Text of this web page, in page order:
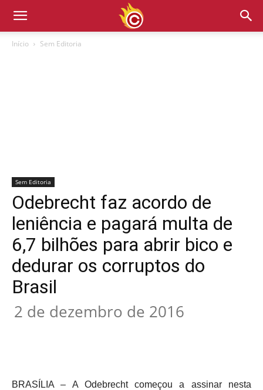
Início Sem Editoria
Sem Editoria
Odebrecht faz acordo de
leniência e pagará multa de
6,7 bilhões para abrir bico e
dedurar os corruptos do
Brasil
2 de dezembro de 2016
BRASÍLIA – A Odebrecht começou a assinar nesta